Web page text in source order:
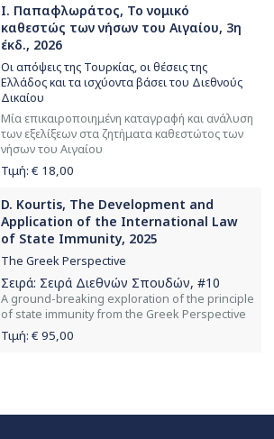
Ι. Παπαφλωράτος, Το νομικό
καθεστώς των νήσων του Αιγαίου, 3η
έκδ., 2026
Οι απόψεις της Τουρκίας, οι θέσεις της
Ελλάδος και τα ισχύοντα βάσει του Διεθνούς
Δικαίου
Μία επικαιροποιημένη καταγραφή και ανάλυση
των εξελίξεων στα ζητήματα καθεστώτος των
νήσων του Αιγαίου
Τιμή: € 18,00
D. Kourtis, The Development and
Application of the International Law
of State Immunity, 2025
The Greek Perspective
Σειρά: Σειρά Διεθνών Σπουδών, #10
Α ground-breaking exploration of the principle
of state immunity from the Greek Perspective
Τιμή: € 95,00